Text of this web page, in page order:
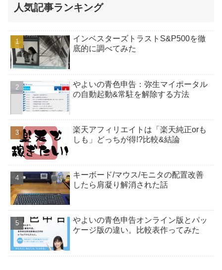
人気記事ランキング
インベスターズトラストS&P500を徹
底的に調べてみた
やよいの青色申告：弥生マイポータル
の自動起動&常駐を解除する方法
楽天アフィリエイトは「楽天純正orも
しも」どっちが得!?比較&結論
キーボード/マウス/モニタの配置改善
したら肩凝り解消された話
やよいの青色申告オンライン版とパッ
ケージ版の違い。比較表作ってみた